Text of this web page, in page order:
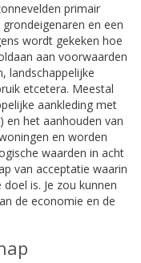
primair
en een
wordt gekeken hoe
aan voorwaarden
landschappelijke
etcetera. Meestal
aankleding met
en het aanhouden van
en worden
waarden in acht
van acceptatie waarin
is. Je zou kunnen
de economie en de